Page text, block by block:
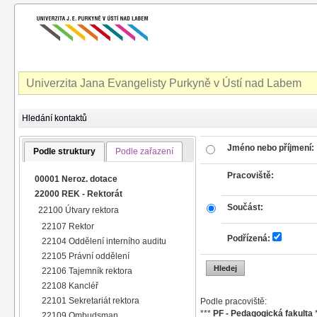
Univerzita Jana Evangelisty Purkyně v Ústí nad Labem
Hledání kontaktů
Podle struktury Podle zařazení
00001 Neroz. dotace
22000 REK - Rektorát
22100 Útvary rektora
22107 Rektor
22104 Oddělení interního auditu
22105 Právní oddělení
22106 Tajemník rektora
22108 Kancléř
22101 Sekretariát rektora
Jméno nebo příjmení:
Pracoviště:
Součást:
Podřízená:
Podle pracoviště:
*** PF - Pedagogická fakulta